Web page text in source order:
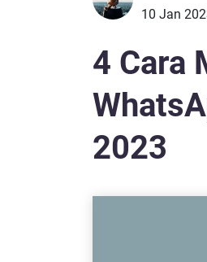
4 Cara
2023
10 Jan